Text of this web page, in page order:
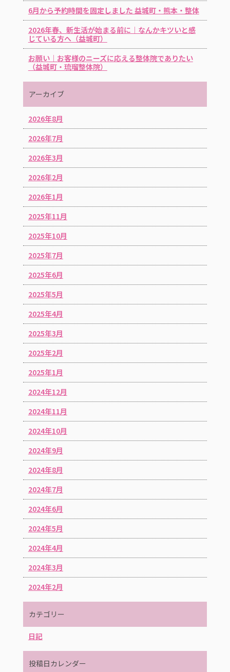
6月から予約時間を固定しました 益城町・熊本・整体
2026年春、新生活が始まる前に｜なんかキツいと感
じている方へ（益城町）
お願い｜お客様のニーズに応える整体院でありたい
（益城町・琉瑠整体院）
アーカイブ
2026年8月
2026年7月
2026年3月
2026年2月
2026年1月
2025年11月
2025年10月
2025年7月
2025年6月
2025年5月
2025年4月
2025年3月
2025年2月
2025年1月
2024年12月
2024年11月
2024年10月
2024年9月
2024年8月
2024年7月
2024年6月
2024年5月
2024年4月
2024年3月
2024年2月
カテゴリー
日記
投稿日カレンダー